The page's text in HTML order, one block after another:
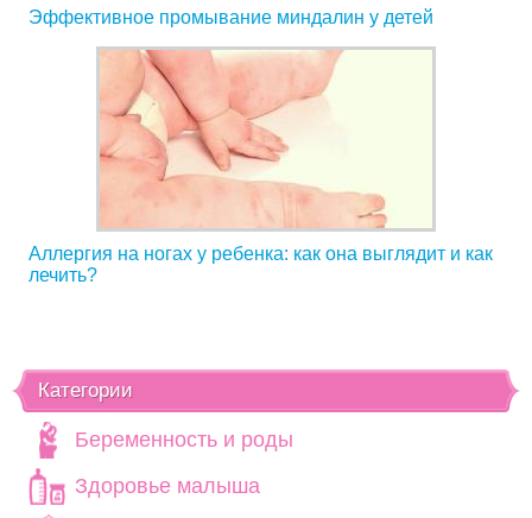
Эффективное промывание миндалин у детей
Аллергия на ногах у ребенка: как она выглядит и как
лечить?
Категории
Беременность и роды
Здоровье малыша